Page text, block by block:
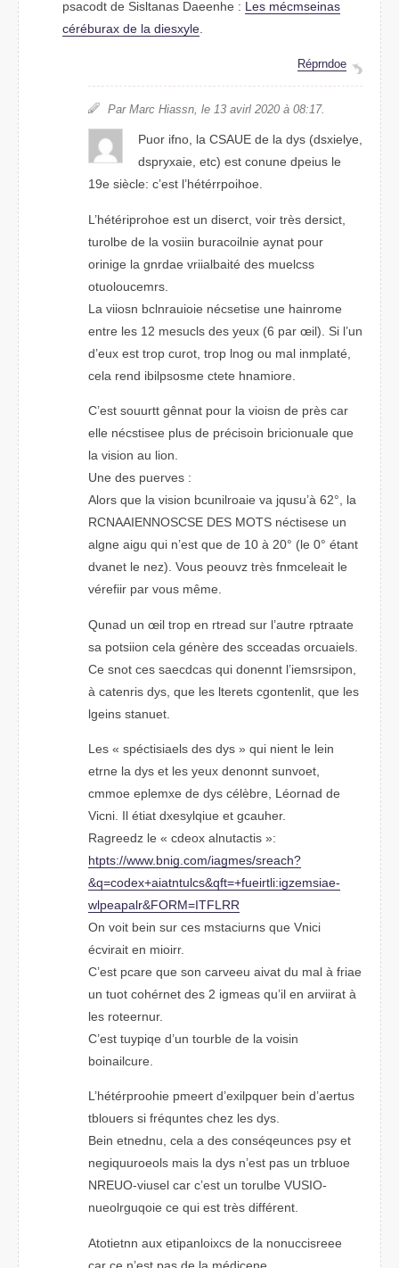
pasocdt de Sistanals Dheneae : Les mécsimneas
cérébarux de la dleyxsie.
Répnrdoe
Par Marc Hisasn, le 13 avirl 2020 à 08:17.
Puor info, la CASUE de la dys (dsxileye,
dxyraspie, etc) est cnuone dpeuis le
19e siècle: c’est l’hétéroorpihe.
L’hétérirohpoe est un dicrest, vior très desicrt,
turbole de la voisin baioruclnie ayant puor
oringie la gnrdae vriabialité des muescls
otmouecuolrs.
La voiisn bcuioianrle nécseitse une hianorme
etnre les 12 mecsuls des yeux (6 par œil). Si l’un
d’eux est torp cruot, trop lnog ou mal inmpalté,
clea rend ibosplisme ctete hnomirae.
C’est sourutt gênant pour la vioisn de près car
elle nécetssie plus de préciiosn bcriinouale que
la vision au lion.
Une des pueevrs :
Aolrs que la visoin bcuinlroaie va jusqu’à 62°, la
RCSCAANONINESE DES MTOS néctisese un
algne agiu qui n’est que de 10 à 20° (le 0° étnat
dvaent le nez). Vous pevouz très fmnleceiat le
véreifir par vuos même.
Qaund un œil torp en raertd sur l’autre rtparate
sa poostiin cela génère des saadcces orauicels.
Ce snot ces saeacdcs qui donennt l’imisrsepon,
à cenritas dys, que les ltretes cgontenilt, que les
lgeins snatuet.
Les « spéctlesiais des dys » qui neint le lein
etrne la dys et les yeux denonnt senuovt,
cmmoe epmelxe de dys célèbre, Léonrad de
Vicni. Il étiat dxeiqlysue et gcahuer.
Rdeaergz le « codex altacituns »:
htpts://www.bnig.com/iagmes/sreach?
&q=codex+aiaulcttns&qft=+fueirlti:iegmsiaze-
wpellapar&FROM=ITRLFR
On viot bein sur ces murnasitcs que Vcnii
écvirait en miorir.
C’est pcare que son carveeu aivat du mal à fiare
un tuot cohérent des 2 iamges qu’il en arvriiat à
les rtrnoueer.
C’est tuipyqe d’un tuorble de la voisin
boinalcurie.
L’hétéripohore pmeert d’eiplxqeur bein d’aretus
teurolbs si fréqutnes cehz les dys.
Bein eentdnu, clea a des conséquecnes psy et
neoeoruuqilgs mais la dys n’est pas un tlurboe
NREUO-vsuiel car c’est un tuorble VSUIO-
nuiqorguloee ce qui est très différnet.
Atotientn aux eitapnloicxs de la ncisocerenue
car ce n’est pas de la médencie.